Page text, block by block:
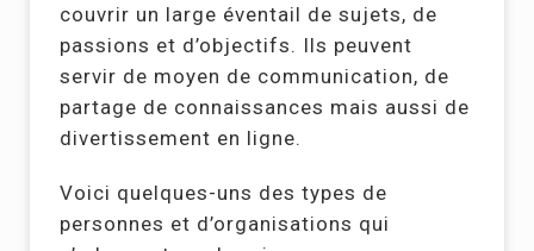
couvrir un large éventail de sujets, de
passions et d’objectifs. Ils peuvent
servir de moyen de communication, de
partage de connaissances mais aussi de
divertissement en ligne.
Voici quelques-uns des types de
personnes et d’organisations qui